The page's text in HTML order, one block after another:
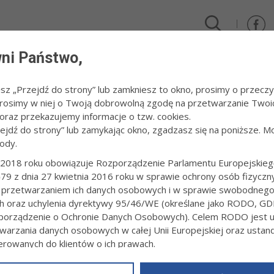
/
Humanitarna. Fundusze Europejskie dla Ukrainy – Pakiet Edukacyjny”
W RAMACH PROJEKTU
TARCZA HUMANITARNA.
DLA UKRAINY – PAKIET
Redakcja tarnow.pl
Tarnowa realizuje grant w ramach projektu Województwa
Fundusze Europejskie dla Ukrainy – Pakiet Edukacyjny” w ramach
wyzwaniom migracyjnym, Działanie 15.2 REACT-EU dla
Państwo,
„Przejdź do strony” lub zamkniesz to okno, prosimy o
w niej o Twoją dobrowolną zgodę na przetwarzanie
przekazujemy informacje o tzw. cookies.
do strony” lub zamykając okno, zgadzasz się na poniższe.
roku obowiązuje Rozporządzenie Parlamentu
z dnia 27 kwietnia 2016 roku w sprawie ochrony osób
ich danych osobowych i w sprawie
oraz uchylenia dyrektywy 95/46/WE (określane jako RODO,
o Ochronie Danych Osobowych). Celem RODO jest
danych osobowych w całej Unii Europejskiej oraz
do klientów o ich prawach.
powyższym, w zakładceRODOna stroniehttps://